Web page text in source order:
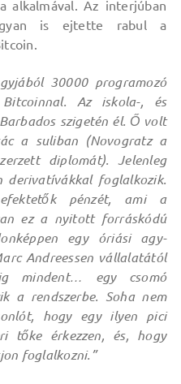
alkalmával. Az interjúban
is ejtette rabul a
30000 programozó
Az iskola-, és
szigetén él. Ő volt
a suliban (Novogratz a
diplomát). Jelenleg
derivatívákkal foglalkozik.
pénzét, ami a
ez a nyitott forráskódú
egy óriási agy-
Andreessen vállalatától
ig mindent… egy csomó
a rendszerbe. Soha nem
hogy egy ilyen pici
tőke érkezzen, és, hogy
foglalkozni.”